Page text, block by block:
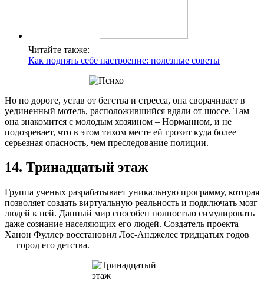
Читайте также:
Как поднять себе настроение: полезные советы
Но по дороге, устав от бегства и стресса, она сворачивает в
уединенный мотель, расположившийся вдали от шоссе. Там
она знакомится с молодым хозяином – Норманном, и не
подозревает, что в этом тихом месте ей грозит куда более
серьезная опасность, чем преследование полиции.
14. Тринадцатый этаж
Группа ученых разрабатывает уникальную программу, которая
позволяет создать виртуальную реальность и подключать мозг
людей к ней. Данный мир способен полностью симулировать
даже сознание населяющих его людей. Создатель проекта
Ханон Фуллер восстановил Лос-Анджелес тридцатых годов
— город его детства.